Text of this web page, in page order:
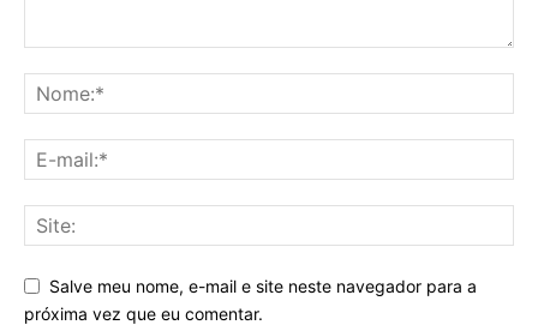
Salve meu nome, e-mail e site neste navegador para a
próxima vez que eu comentar.